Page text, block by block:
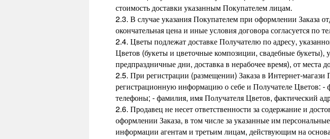
стоимость доставки указанным Покупателем лицам.
2.3. В случае указания Покупателем при оформлении Заказа
окончательная цена и иные условия договора согласуется по
2.4. Цветы подлежат доставке Получателю по адресу,
Цветов (букеты и цветочные композиции, свадебные букеты),
предпраздничные дни, доставка в нерабочее время), от места
2.5. При регистрации (размещении) Заказа в Интернет-
регистрационную информацию о себе и Получателе Цветов: -
телефоны; - фамилия, имя Получателя Цветов, фактический
2.6. Продавец не несет ответственности за содержание и
оформлении Заказа, в том числе за указанные им
информации агентам и третьим лицам, действующим на